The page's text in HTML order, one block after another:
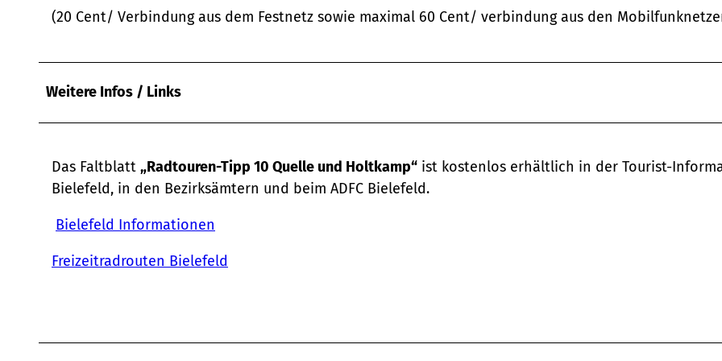
(20 Cent/ Verbindung aus dem Festnetz sowie maximal 60 Cent/ verbindung aus den
Weitere Infos / Links
Das Faltblatt „Radtouren-Tipp 10 Quelle und Holtkamp“ ist kostenlos erhältlich in der Tourist-
Bielefeld, in den Bezirksämtern und beim ADFC Bielefeld.
Bielefeld Informationen
Freizeitradrouten Bielefeld